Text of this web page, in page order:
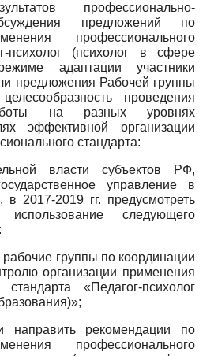
профессионально-
предложений по
профессионального
психолог (психолог в сфере
адаптации участники
предложения Рабочей группы
проведения
на разных уровнях
эффективной организации
стандарта:
власти субъектов РФ,
управление в
2017-2019 гг. предусмотреть
следующего
группы по координации
организации применения
стандарта «Педагог-психолог
рекомендации по
профессионального